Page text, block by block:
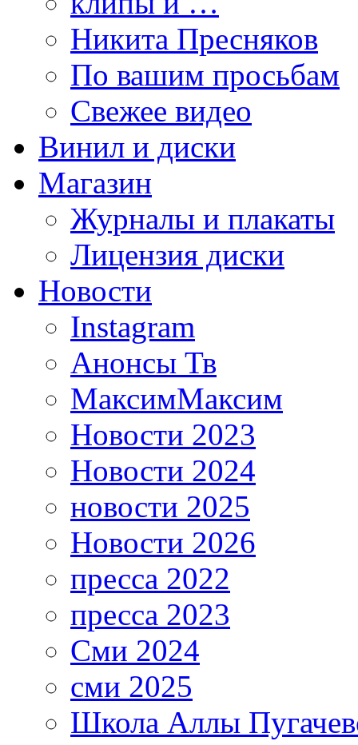
Никита Пресняков
По вашим просьбам
Свежее видео
Винил и диски
Магазин
Журналы и плакаты
Лицензия диски
Новости
Instagram
Анонсы Тв
МаксимМаксим
Новости 2023
Новости 2024
новости 2025
Новости 2026
пресса 2022
пресса 2023
Сми 2024
сми 2025
Школа Аллы